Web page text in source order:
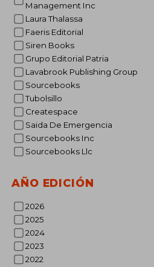
Management Inc
Laura Thalassa
Faeris Editorial
Siren Books
Grupo Editorial Patria
Lavabrook Publishing Group
Sourcebooks
Tubolsillo
Createspace
Saida De Emergencia
Sourcebooks Inc
Sourcebooks Llc
AÑO EDICIÓN
2026
2025
2024
2023
2022